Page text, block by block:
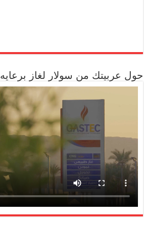
حول عربيتك من سولار لغاز برعايه GASTECH